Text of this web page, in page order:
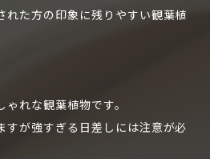
れた方の印象に残りやすい観葉植
れな観葉植物です。
すが強すぎる日差しには注意が必